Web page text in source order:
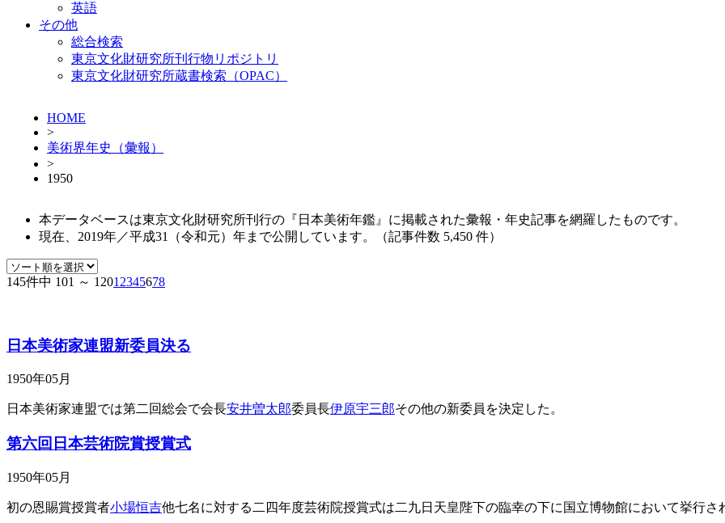
英語
その他
総合検索
東京文化財研究所刊行物リポジトリ
東京文化財研究所蔵書検索（OPAC）
HOME
>
美術界年史（彙報）
>
1950
本データベースは東京文化財研究所刊行の『日本美術年鑑』に掲載された彙報・年史記事を網羅したものです。
現在、2019年／平成31（令和元）年まで公開しています。（記事件数 5,450 件）
145件中 101 ～ 1201 2345678
日本美術家連盟新委員決る
1950年05月
日本美術家連盟では第二回総会で会長安井曽太郎委員長伊原宇三郎その他の新委員を決定した。
第六回日本芸術院賞授賞式
1950年05月
初の恩賜賞授賞者小場恒吉他七名に対する二四年度芸術院授賞式は二九日天皇陛下の臨幸の下に国立博物館において挙行さ